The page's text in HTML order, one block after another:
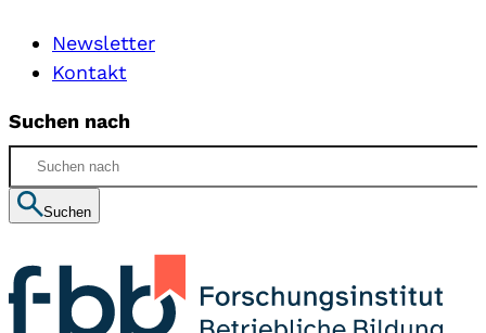
Newsletter
Kontakt
Suchen nach
Suchen